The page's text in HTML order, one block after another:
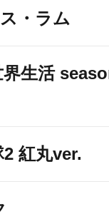
・ラム
生活
紅丸ver.